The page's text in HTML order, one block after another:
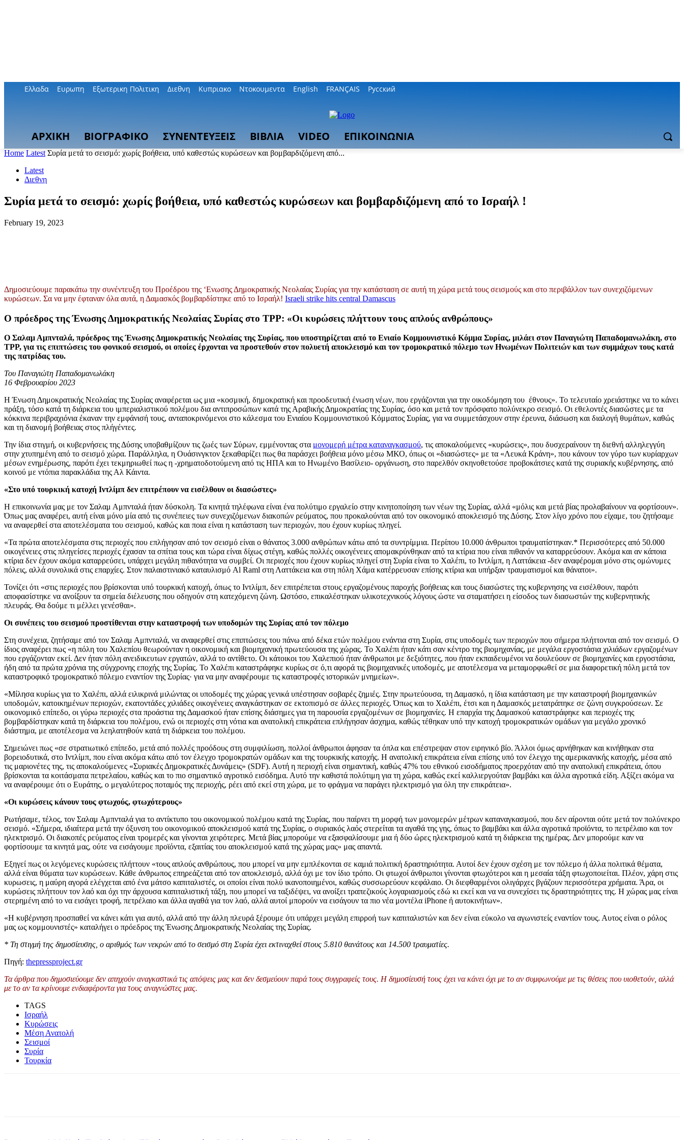
Ελλαδα Ευρωπη Εξωτερικη Πολιτικη Διεθνη Κυπριακο Ντοκουμεντα English FRANÇAIS Русский
ΑΡΧΙΚΗ ΒΙΟΓΡΑΦΙΚΟ ΣΥΝΕΝΤΕΥΞΕΙΣ ΒΙΒΛΙΑ VIDEO ΕΠΙΚΟΙΝΩΝΙΑ
Home Latest Συρία μετά το σεισμό: χωρίς βοήθεια, υπό καθεστώς κυρώσεων και βομβαρδιζόμενη από...
Latest
Διεθνη
Συρία μετά το σεισμό: χωρίς βοήθεια, υπό καθεστώς κυρώσεων και βομβαρδιζόμενη από το Ισραήλ !
February 19, 2023
Δημοσιεύουμε παρακάτω την συνέντευξη του Προέδρου της ‘Ενωσης Δημοκρατικής Νεολαίας Συρίας για την κατάσταση σε αυτή τη χώρα μετά τους σεισμούς και στο περιβάλλον των συνεχιζόμενων
κυρώσεων. Σα να μην έφταναν όλα αυτά, η Δαμασκός βομβαρδίστηκε από το Ισραήλ! Israeli strike hits central Damascus
Ο πρόεδρος της Ένωσης Δημοκρατικής Νεολαίας Συρίας στο TPP: «Οι κυρώσεις πλήττουν τους απλούς ανθρώπους»
Ο Σαλαμ Αμπνταλά, πρόεδρος της Ένωσης Δημοκρατικής Νεολαίας της Συρίας, που υποστηρίζεται από το Ενιαίο Κομμουνιστικό Κόμμα Συρίας, μιλάει στον Παναγιώτη Παπαδομανωλάκη, στο
TPP, για τις επιπτώσεις του φονικού σεισμού, οι οποίες έρχονται να προστεθούν στον πολυετή αποκλεισμό και τον τρομοκρατικό πόλεμο των Ηνωμένων Πολιτειών και των συμμάχων τους κατά
της πατρίδας του.
Του Παναγιώτη Παπαδομανωλάκη
16 Φεβρουαρίου 2023
Η Ένωση Δημοκρατικής Νεολαίας της Συρίας αναφέρεται ως μια «κοσμική, δημοκρατική και προοδευτική ένωση νέων, που εργάζονται για την οικοδόμηση του έθνους». Το τελευταίο χρειάστηκε να το κάνει
πράξη, τόσο κατά τη διάρκεια του ιμπεριαλιστικού πολέμου δια αντιπροσώπων κατά της Αραβικής Δημοκρατίας της Συρίας, όσο και μετά τον πρόσφατο πολύνεκρο σεισμό. Οι εθελοντές διασώστες με τα
κόκκινα περιβραχιόνια έκαναν την εμφάνισή τους, ανταποκρινόμενοι στο κάλεσμα του Ενιαίου Κομμουνιστικού Κόμματος Συρίας, για να συμμετάσχουν στην έρευνα, διάσωση και διαλογή θυμάτων, καθώς
και τη διανομή βοήθειας στος πλήγέντες.
Την ίδια στιγμή, οι κυβερνήσεις της Δύσης υποβαθμίζουν τις ζωές των Σύρων, εμμένοντας στα μονομερή μέτρα καταναγκασμού, τις αποκαλούμενες «κυρώσεις», που δυσχεραίνουν τη διεθνή αλληλεγγύη
στην χτυπημένη από το σεισμό χώρα. Παράλληλα, η Ουάσινγκτον ξεκαθαρίζει πως θα παράσχει βοήθεια μόνο μέσω ΜΚΟ, όπως οι «διασώστες» με τα «Λευκά Κράνη», που κάνουν τον γύρο των κυρίαρχων
μέσων ενημέρωσης, παρότι έχει τεκμηριωθεί πως η -χρηματοδοτούμενη από τις ΗΠΑ και το Ηνωμένο Βασίλειο- οργάνωση, στο παρελθόν σκηνοθετούσε προβοκάτσιες κατά της συριακής κυβέρνησης, από
κοινού με ντόπια παρακλάδια της Αλ Κάιντα.
«Στο υπό τουρκική κατοχή Ιντλίμπ δεν επιτρέπουν να εισέλθουν οι διασώστες»
Η επικοινωνία μας με τον Σαλαμ Αμπνταλά ήταν δύσκολη. Τα κινητά τηλέφωνα είναι ένα πολύτιμο εργαλείο στην κινητοποίηση των νέων της Συρίας, αλλά «μόλις και μετά βίας προλαβαίνουν να φορτίσουν».
Όπως μας αναφέρει, αυτή είναι μόνο μία από τις συνέπειες των συνεχιζόμενων διακοπών ρεύματος, που προκαλούνται από τον οικονομικό αποκλεισμό της Δύσης. Στον λίγο χρόνο που είχαμε, του ζητήσαμε
να αναφερθεί στα αποτελέσματα του σεισμού, καθώς και ποια είναι η κατάσταση των περιοχών, που έχουν κυρίως πληγεί.
«Τα πρώτα αποτελέσματα στις περιοχές που επλήγησαν από τον σεισμό είναι ο θάνατος 3.000 ανθρώπων κάτω από τα συντρίμμια. Περίπου 10.000 άνθρωποι τραυματίστηκαν.* Περισσότερες από 50.000
οικογένειες στις πληγείσες περιοχές έχασαν τα σπίτια τους και τώρα είναι δίχως στέγη, καθώς πολλές οικογένειες απομακρύνθηκαν από τα κτίρια που είναι πιθανόν να καταρρεύσουν. Ακόμα και αν κάποια
κτίρια δεν έχουν ακόμα καταρρεύσει, υπάρχει μεγάλη πιθανότητα να συμβεί. Οι περιοχές που έχουν κυρίως πληγεί στη Συρία είναι το Χαλέπι, το Ιντλίμπ, η Λαττάκεια -δεν αναφέρομαι μόνο στις ομώνυμες
πόλεις, αλλά συνολικά στις επαρχίες. Στον παλαιστινιακό καταυλισμό Al Raml στη Λαττάκεια και στη πόλη Χάμα κατέρρευσαν επίσης κτίρια και υπήρξαν τραυματισμοί και θάνατοι».
Τονίζει ότι «στις περιοχές που βρίσκονται υπό τουρκική κατοχή, όπως το Ιντλίμπ, δεν επιτρέπεται στους εργαζομένους παροχής βοήθειας και τους διασώστες της κυβερνησης να εισέλθουν, παρότι
αποφασίστηκε να ανοίξουν τα σημεία διέλευσης που οδηγούν στη κατεχόμενη ζώνη. Ωστόσο, επικαλέστηκαν υλικοτεχνικούς λόγους ώστε να σταματήσει η είσοδος των διασωστών της κυβερνητικής
πλευράς. Θα δούμε τι μέλλει γενέσθαι».
Οι συνέπεις του σεισμού προστίθενται στην καταστροφή των υποδομών της Συρίας από τον πόλεμο
Στη συνέχεια, ζητήσαμε από τον Σαλαμ Αμπνταλά, να αναφερθεί στις επιπτώσεις του πάνω από δέκα ετών πολέμου ενάντια στη Συρία, στις υποδομές των περιοχών που σήμερα πλήττονται από τον σεισμό. Ο
ίδιος αναφέρει πως «η πόλη του Χαλεπίου θεωρούνταν η οικονομική και βιομηχανική πρωτεύουσα της χώρας. Το Χαλέπι ήταν κάτι σαν κέντρο της βιομηχανίας, με μεγάλα εργοστάσια χιλιάδων εργαζομένων
που εργάζονταν εκεί. Δεν ήταν πόλη ανειδικευτων εργατών, αλλά το αντίθετο. Οι κάτοικοι του Χαλεπιού ήταν άνθρωποι με δεξιότητες, που ήταν εκπαιδευμένοι να δουλεύουν σε βιομηχανίες και εργοστάσια,
ήδη από τα πρώτα χρόνια της σύγχρονης εποχής της Συρίας. Το Χαλέπι καταστράφηκε κυρίως σε ό,τι αφορά τις βιομηχανικές υποδομές, με αποτέλεσμα να μεταμορφωθεί σε μια διαφορετική πόλη μετά τον
καταστροφικό τρομοκρατικό πόλεμο εναντίον της Συρίας· για να μην αναφέρουμε τις καταστροφές ιστορικών μνημείων».
«Μίλησα κυρίως για το Χαλέπι, αλλά ειλικρινά μιλώντας οι υποδομές της χώρας γενικά υπέστησαν σοβαρές ζημιές. Στην πρωτεύουσα, τη Δαμασκό, η ίδια κατάσταση με την καταστροφή βιομηχανικών
υποδομών, κατοικημένων περιοχών, εκατοντάδες χιλιάδες οικογένειες αναγκάστηκαν σε εκτοπισμό σε άλλες περιοχές. Όπως και το Χαλέπι, έτσι και η Δαμασκός μετατράπηκε σε ζώνη συγκρούσεων. Σε
οικονομικό επίπεδο, οι γύρω περιοχές στα προάστια της Δαμασκού ήταν επίσης διάσημες για τη παρουσία εργαζομένων σε βιομηχανίες. Η επαρχία της Δαμασκού καταστράφηκε και περιοχές της
βομβαρδίστηκαν κατά τη διάρκεια του πολέμου, ενώ οι περιοχές στη νότια και ανατολική επικράτεια επλήγησαν άσχημα, καθώς τέθηκαν υπό την κατοχή τρομοκρατικών ομάδων για μεγάλο χρονικό
διάστημα, με αποτέλεσμα να λεηλατηθούν κατά τη διάρκεια του πολέμου.
Σημειώνει πως «σε στρατιωτικό επίπεδο, μετά από πολλές προόδους στη συμφιλίωση, πολλοί άνθρωποι άφησαν τα όπλα και επέστρεψαν στον ειρηνικό βίο. Άλλοι όμως αρνήθηκαν και κινήθηκαν στα
βορειοδυτικά, στο Ιντλίμπ, που είναι ακόμα κάτω από τον έλεγχο τρομοκρατών ομάδων και της τουρκικής κατοχής. Η ανατολική επικράτεια είναι επίσης υπό τον έλεγχο της αμερικανικής κατοχής, μέσα από
τις μαριονέτες της, τις αποκαλούμενες «Συριακές Δημοκρατικές Δυνάμεις» (SDF). Αυτή η περιοχή είναι σημαντική, καθώς 47% του εθνικού εισοδήματος προερχόταν από την ανατολική επικράτεια, όπου
βρίσκονται τα κοιτάσματα πετρελαίου, καθώς και το πιο σημαντικό αγροτικό εισόδημα. Αυτό την καθιστά πολύτιμη για τη χώρα, καθώς εκεί καλλιεργούταν βαμβάκι και άλλα αγροτικά είδη. Αξίζει ακόμα να
να αναφέρουμε ότι ο Ευράτης, ο μεγαλύτερος ποταμός της περιοχής, ρέει από εκεί στη χώρα, με το φράγμα να παράγει ηλεκτρισμό για όλη την επικράτεια».
«Οι κυρώσεις κάνουν τους φτωχούς, φτωχότερους»
Ρωτήσαμε, τέλος, τον Σαλαμ Αμπνταλά για το αντίκτυπο του οικονομικού πολέμου κατά της Συρίας, που παίρνει τη μορφή των μονομερών μέτρων καταναγκασμού, που δεν αίρονται ούτε μετά τον πολύνεκρο
σεισμό. «Σήμερα, ιδιαίτερα μετά την όξυνση του οικονομικού αποκλεισμού κατά της Συρίας, ο συριακός λαός στερείται τα αγαθά της γης, όπως το βαμβάκι και άλλα αγροτικά προϊόντα, το πετρέλαιο και τον
ηλεκτρισμό. Οι διακοπές ρεύματος είναι τρομερές και γίνονται χειρότερες. Μετά βίας μπορούμε να εξασφαλίσουμε μια ή δύο ώρες ηλεκτρισμού κατά τη διάρκεια της ημέρας. Δεν μπορούμε καν να
φορτίσουμε τα κινητά μας, ούτε να εισάγουμε προϊόντα, εξαιτίας του αποκλεισμού κατά της χώρας μας» μας απαντά.
Εξηγεί πως οι λεγόμενες κυρώσεις πλήττουν «τους απλούς ανθρώπους, που μπορεί να μην εμπλέκονται σε καμιά πολιτική δραστηριότητα. Αυτοί δεν έχουν σχέση με τον πόλεμο ή άλλα πολιτικά θέματα,
αλλά είναι θύματα των κυρώσεων. Κάθε άνθρωπος επηρεάζεται από τον αποκλεισμό, αλλά όχι με τον ίδιο τρόπο. Οι φτωχοί άνθρωποι γίνονται φτωχότεροι και η μεσαία τάξη φτωχοποιείται. Πλέον, χάρη στις
κυρωσεις, η μαύρη αγορά ελέγχεται από ένα μάτσο καπιταλιστές, οι οποίοι είναι πολύ ικανοποιημένοι, καθώς συσσωρεύουν κεφάλαιο. Οι διεφθαρμένοι ολιγάρχες βγάζουν περισσότερα χρήματα. Άρα, οι
κυρώσεις πλήττουν τον λαό και όχι την άρχουσα καπιταλιστική τάξη, που μπορεί να ταξιδέψει, να ανοίξει τραπεζικούς λογαριασμούς εδώ κι εκεί και να να συνεχίσει τις δραστηριότητες της. Η χώρας μας είναι
στερημένη από το να εισάγει τροφή, πετρέλαιο και άλλα αγαθά για τον λαό, αλλά αυτοί μπορούν να εισάγουν τα πιο νέα μοντέλα iPhone ή αυτοκινήτων».
«Η κυβέρνηση προσπαθεί να κάνει κάτι για αυτό, αλλά από την άλλη πλευρά ξέρουμε ότι υπάρχει μεγάλη επιρροή των καπιταλιστών και δεν είναι εύκολο να αγωνιστείς εναντίον τους. Αυτος είναι ο ρόλος
μας ως κομμουνιστές» καταλήγει ο πρόεδρος της Ένωσης Δημοκρατικής Νεολαίας της Συρίας.
* Τη στιγμή της δημοσίευσης, ο αριθμός των νεκρών από το σεισμό στη Συρία έχει εκτιναχθεί στους 5.810 θανάτους και 14.500 τραυματίες.
Πηγή: thepressproject.gr
Τα άρθρα που δημοσιεύουμε δεν απηχούν αναγκαστικά τις απόψεις μας και δεν δεσμεύουν παρά τους συγγραφείς τους. Η δημοσίευσή τους έχει να κάνει όχι με το αν συμφωνούμε με τις θέσεις που υιοθετούν, αλλά
με το αν τα κρίνουμε ενδιαφέροντα για τους αναγνώστες μας.
TAGS
Ισραήλ
Κυρώσεις
Μέση Ανατολή
Σεισμοί
Συρία
Τουρκία